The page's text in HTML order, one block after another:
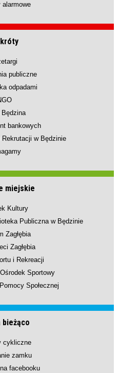
alarmowe
publiczne
odpadami
Będzina
bankowych
w Będzinie
miejskie
Kultury
Publiczna w Będzinie
Zagłębia
Zagłębia
i Rekreacji
Sportowy
Społecznej
bieżąco
cykliczne
zamku
facebooku